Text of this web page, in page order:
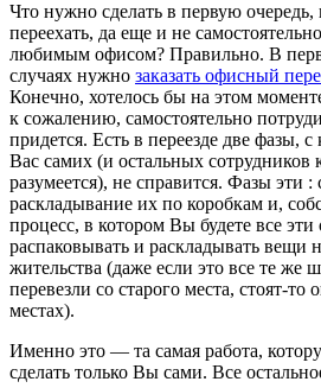
Что нужно сделать в первую
переехать, да еще и не
любимым офисом? Правильно. В
случаях нужно заказать офисный
Конечно, хотелось бы на этом
к сожалению, самостоятельно
придется. Есть в переезде две фазы,
Вас самих (и остальных сотрудников
разумеется), не справится. Фазы эти
раскладывание их по коробкам и,
процесс, в котором Вы будете все
распаковывать и раскладывать вещи
жительства (даже если это все те
перевезли со старого места, стоят-
местах).
Именно это — та самая работа,
сделать только Вы сами. Все